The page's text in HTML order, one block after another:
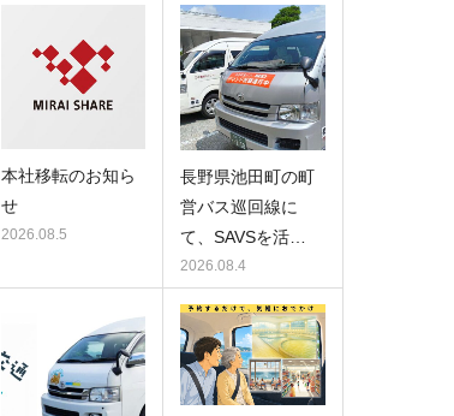
本社移転のお知ら
せ
2026.08.5
長野県池田町の町
営バス巡回線に
て、SAVSを活…
2026.08.4